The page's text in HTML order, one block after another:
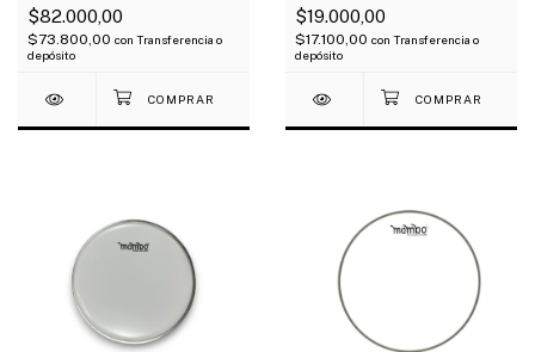
$82.000,00
$73.800,00 con Transferencia o
depósito
$19.000,00
$17.100,00 con Transferencia o
depósito